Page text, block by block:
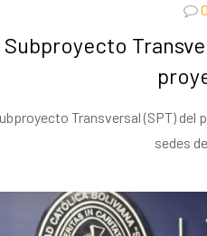
0
Transversal (SPT)
sedes